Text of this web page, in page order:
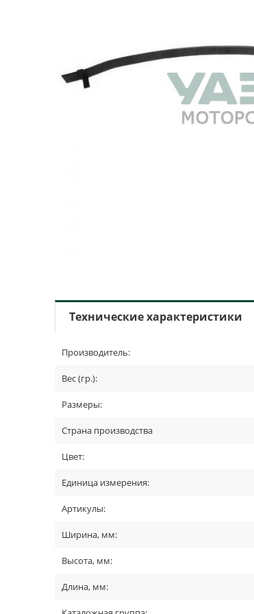
Технические характеристики
Производитель:
Вес (гр.):
Размеры:
Страна производства
Цвет:
Единица измерения:
Артикулы:
Ширина, мм:
Высота, мм:
Длина, мм: